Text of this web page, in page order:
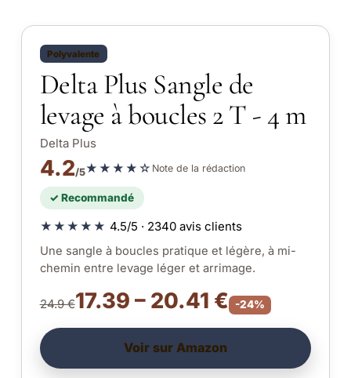
Polyvalente
Delta Plus Sangle de
levage à boucles 2 T - 4 m
Delta Plus
4.2/5★★★★☆ Note de la rédaction
✓ Recommandé
★★★★★ 4.5/5 · 2340 avis clients
Une sangle à boucles pratique et légère, à mi-
chemin entre levage léger et arrimage.
24.9 €17.39 – 20.41 € -24%
Voir sur Amazon